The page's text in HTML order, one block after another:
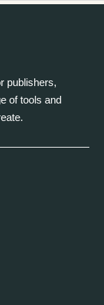
publishers,
of tools and